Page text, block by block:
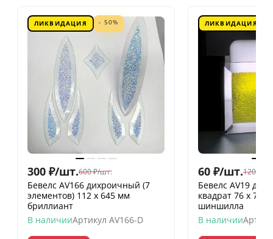
ЛИКВИДАЦИЯ - 50%
300 ₽/шт.600 ₽/шт.
Бевелс AV166 дихроичный (7
элементов) 112 х 645 мм
бриллиант
В наличииАртикул AV166-D
ЛИКВИДАЦИЯ
60 ₽/шт.120
Бевелс AV19
квадрат 76 х 76
шиншилла
В наличии